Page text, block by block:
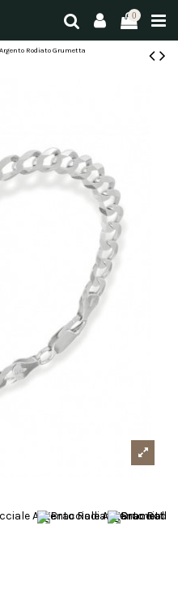
0
Rodiato Grumetta